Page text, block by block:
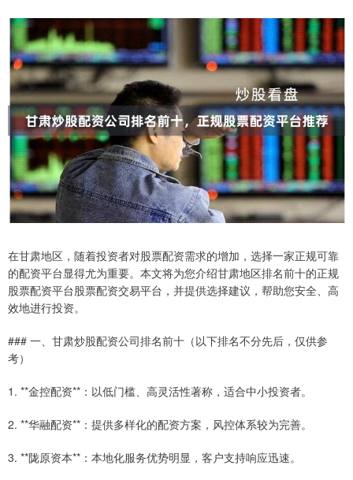
在甘肃地区，随着投资者对股票配资需求的增加，选择一家正规可靠
的配资平台显得尤为重要。本文将为您介绍甘肃地区排名前十的正规
股票配资平台股票配资交易平台，并提供选择建议，帮助您安全、高
效地进行投资。
### 一、甘肃炒股配资公司排名前十（以下排名不分先后，仅供参
考）
1. **金控配资**：以低门槛、高灵活性著称，适合中小投资者。
2. **华融配资**：提供多样化的配资方案，风控体系较为完善。
3. **陇原资本**：本地化服务优势明显，客户支持响应迅速。